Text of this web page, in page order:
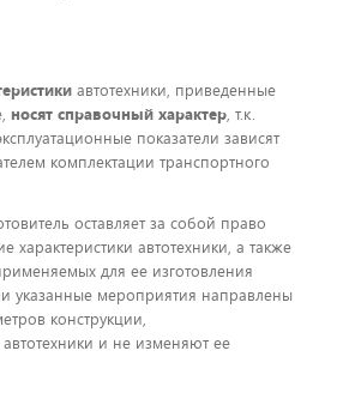
автотехники, приведенные
носят справочный характер, т.к.
показатели зависят
комплектации транспортного
оставляет за собой право
характеристики автотехники, а также
для ее изготовления
указанные мероприятия направлены
конструкции,
и не изменяют ее